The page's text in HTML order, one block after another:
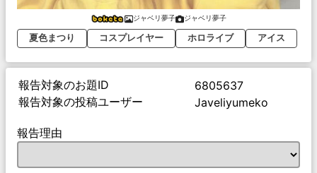
ジャベリ夢子 ジャベリ夢子
夏色まつり コスプレイヤー ホロライブ アイス
報告対象のお題ID
6805637
報告対象の投稿ユーザー
Javeliyumeko
報告理由